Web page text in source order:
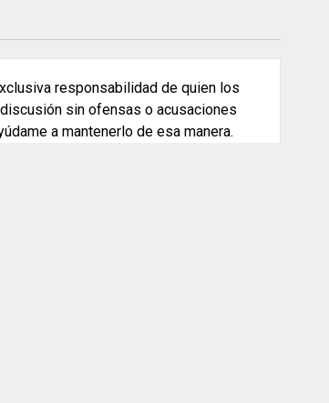
responsabilidad de quien los
sin ofensas o acusaciones
a mantenerlo de esa manera.